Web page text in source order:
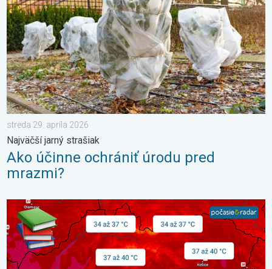
streda 29. apríla 2026
Najväčší jarný strašiak
Ako účinne ochrániť úrodu pred
mrazmi?
Najteplejšie 3 dni v histórii Slovenska. 3-dňová predpoveď. . .